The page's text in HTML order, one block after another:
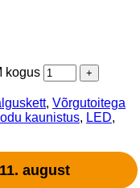
kogus
, Võrgutoitega
kaunistus, LED,
august